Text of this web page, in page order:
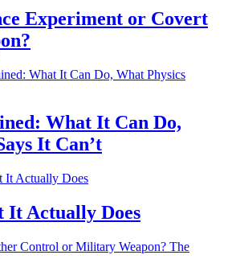
Experiment or Covert
What It Can Do,
It Can’t
Actually Does